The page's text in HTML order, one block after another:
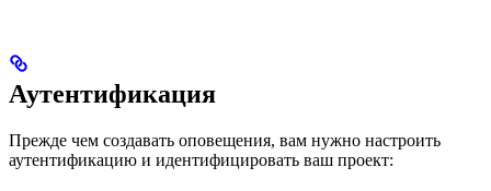
Аутентификация
Прежде чем создавать оповещения, вам нужно настроить
аутентификацию и идентифицировать ваш проект: